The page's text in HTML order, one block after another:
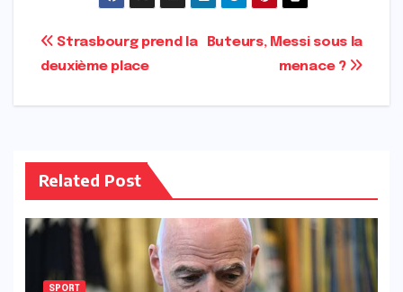
Navigation
Buteurs, Messi sous la
menace ?
Strasbourg prend la
deuxième place
Related Post
SPORT